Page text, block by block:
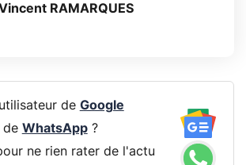
RAMARQUES
de Google
WhatsApp?
ne rien rater de l'actu